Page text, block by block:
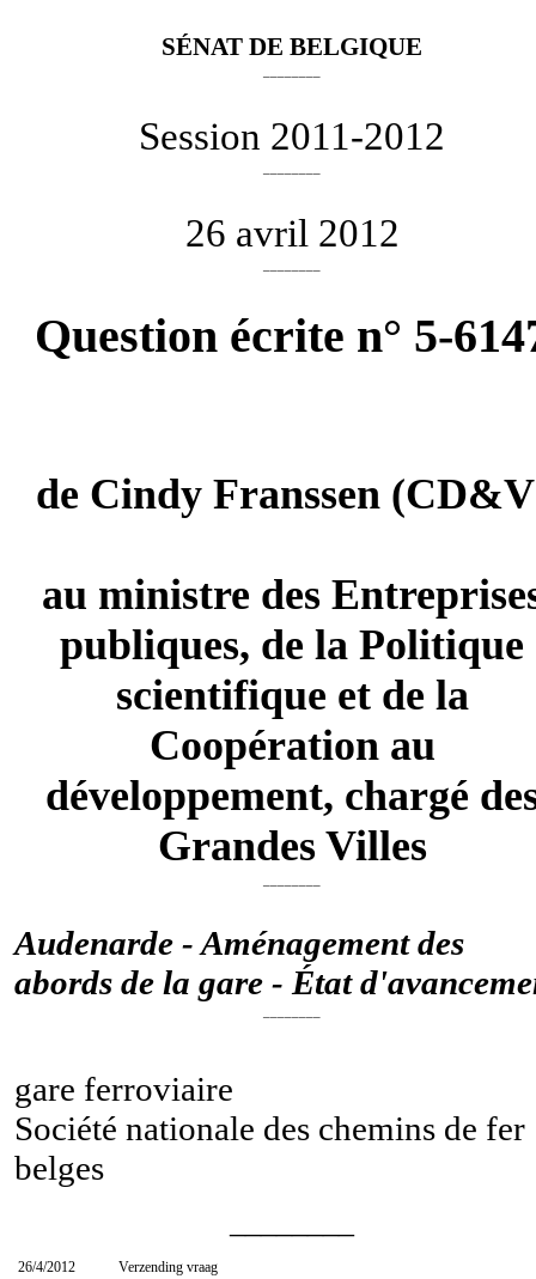
SÉNAT DE BELGIQUE
Session 2011-2012
26 avril 2012
Question écrite n° 5-
de Cindy Franssen
au ministre des
publiques, de la Politique
scientifique et de la
Coopération au
développement, chargé
Grandes Villes
Audenarde - Aménagement des
abords de la gare - État
gare ferroviaire
Société nationale des chemins de fer
belges
26/4/2012
Verzending vraag